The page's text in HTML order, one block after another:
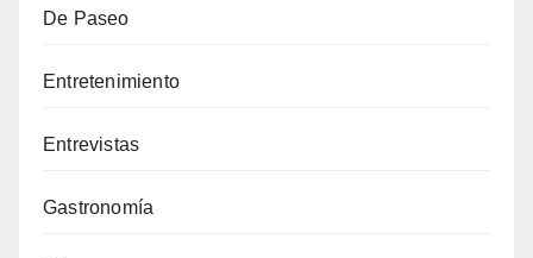
De Paseo
Entretenimiento
Entrevistas
Gastronomía